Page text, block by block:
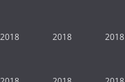
2018 2018 2018